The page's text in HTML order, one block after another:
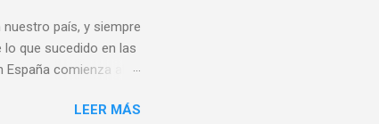
país, y siempre
que sucedido en las
comienza al
grupo de aficionados
LEER MÁS